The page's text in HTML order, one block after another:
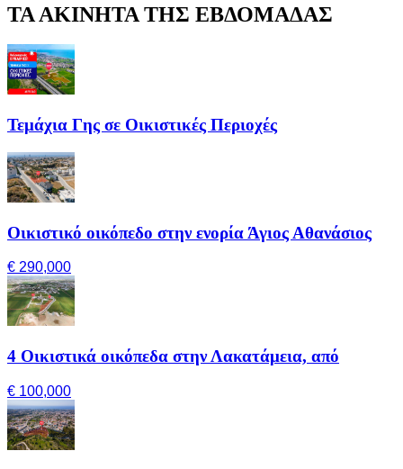
ΤΑ ΑΚΙΝΗΤΑ ΤΗΣ ΕΒΔΟΜΑΔΑΣ
Τεμάχια Γης σε Οικιστικές Περιοχές
Οικιστικό οικόπεδο στην ενορία Άγιος Αθανάσιος
€ 290,000
4 Οικιστικά οικόπεδα στην Λακατάμεια, από
€ 100,000